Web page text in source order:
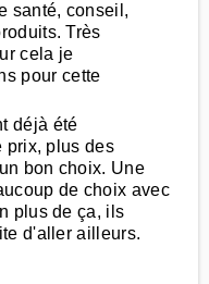
santé, conseil,
Très
cela je
pour cette
déjà été
prix, plus des
bon choix. Une
de choix avec
plus de ça, ils
d'aller ailleurs.